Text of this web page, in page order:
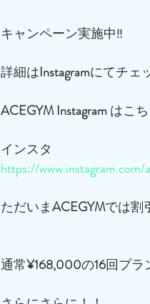
キャンペーン実施中‼️
詳細はInstagramにてチェ
ACEGYM Instagram はこ
インスタ
https://www.instagram.com/
ただいまACEGYMでは割
通常¥168,000の16回プラ